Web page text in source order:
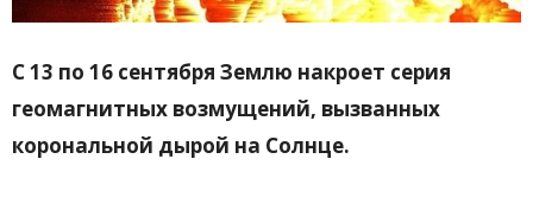
С 13 по 16 сентября Землю накроет серия
геомагнитных возмущений, вызванных
корональной дырой на Солнце.